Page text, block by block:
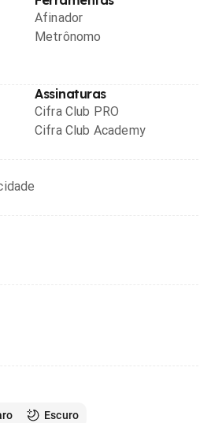
Afinador
Metrônomo
Assinaturas
Cifra Club PRO
Cifra Club Academy
Escuro